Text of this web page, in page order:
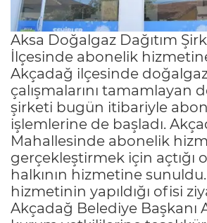
Aksa Doğalgaz Dağıtım
İlçesinde abonelik
Akçadağ ilçesinde
çalışmalarını tamamlayan
şirketi bugün itibariyle
işlemlerine de başladı.
Mahallesinde abonelik
gerçekleştirmek için açtığı
halkının hizmetine
hizmetinin yapıldığı ofisi
Akçadağ Belediye Başkanı